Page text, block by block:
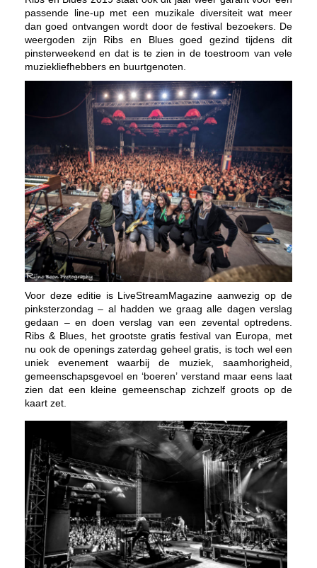
passende line-up met een muzikale diversiteit wat meer
dan goed ontvangen wordt door de festival bezoekers. De
weergoden zijn Ribs en Blues goed gezind tijdens dit
pinsterweekend en dat is te zien in de toestroom van vele
muziekliefhebbers en buurtgenoten.
Voor deze editie is LiveStreamMagazine aanwezig op de
pinksterzondag – al hadden we graag alle dagen verslag
gedaan – en doen verslag van een zevental optredens.
Ribs & Blues, het grootste gratis festival van Europa, met
nu ook de openings zaterdag geheel gratis, is toch wel een
uniek evenement waarbij de muziek, saamhorigheid,
gemeenschapsgevoel en ‘boeren’ verstand maar eens laat
zien dat een kleine gemeenschap zichzelf groots op de
kaart zet.